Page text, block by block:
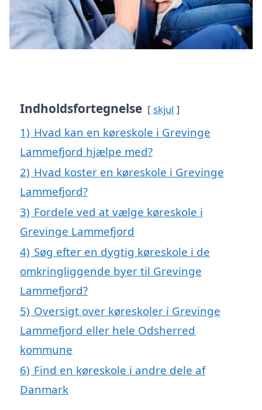
Indholdsfortegnelse skjul
1) Hvad kan en køreskole i Grevinge
Lammefjord hjælpe med?
2) Hvad koster en køreskole i Grevinge
Lammefjord?
3) Fordele ved at vælge køreskole i
Grevinge Lammefjord
4) Søg efter en dygtig køreskole i de
omkringliggende byer til Grevinge
Lammefjord?
5) Oversigt over køreskoler i Grevinge
Lammefjord eller hele Odsherred
kommune
6) Find en køreskole i andre dele af
Danmark